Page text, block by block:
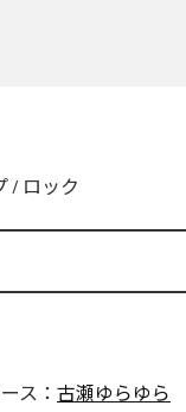
/ ロック
ス： 古瀬ゆらゆら